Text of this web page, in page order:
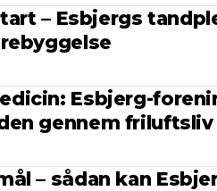
– Esbjergs
Esbjerg-
gennem friluftsliv
– sådan kan